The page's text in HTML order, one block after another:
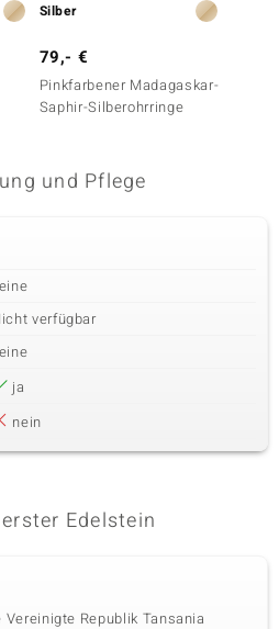
Silber
79,- €
Pinkfarbener Madagaskar-
Saphir-Silberohrringe
und Pflege
verfügbar
ja
nein
Edelstein
Vereinigte Republik Tansania